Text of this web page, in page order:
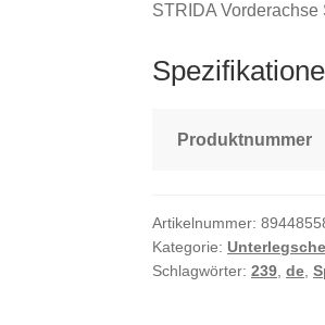
STRIDA Vorderachse
Produktnummer
Artikelnummer:
Kategorie:
Schlagwörter:239,de,